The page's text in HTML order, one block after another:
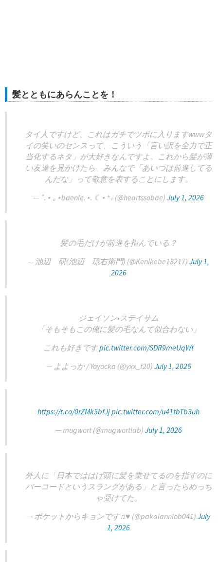
髪とともにあらんことを！
タイ人ですけど、これはガチでツボに入りますwwwタ
イの笑いのセンスって、こういう「言い訳を全力で正
当化するネタ」が大好きなんですよ。これから髪が薄
い友達を見かけたら、みんなで「あいつは前進してる
んだな」って敬意を表することにします。
— ˚.⋆ ｡⋆baenie.⋆. ☾⋆⁺₊ (@heartssobae) July 1, 2026
髪の毛だけが前進を拒んでいる？
— 池辺 研(池辺 琉右衛門) (@KenIkebe18217) July 1,
2026
ジェイソン•ステイサム
「そもそもこの俺に髪の毛なんて似合わない」
これも好きです‍pic.twitter.com/SDR9meUqWt
— よよっか / Yoyocka (@yxx_f20) July 1, 2026
https://t.co/0rZMk5bfJjpic.twitter.com/u41tbTb3uh
— mugwort (@mugwortlab) July 1, 2026
外人に「日本でははげ頭に髪を乗せてるのを指すのに
バーコードというスラングがある」と言ったらめっち
ゃ受けてた。
— ポケットからキョンです♫♥ (@pakaianniob041) July
1, 2026